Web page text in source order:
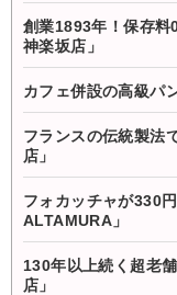
創業1893年！保存料
神楽坂店」
カフェ併設の高級パ
フランスの伝統製法
店」
フォカッチャが330
ALTAMURA」
130年以上続く超老
店」